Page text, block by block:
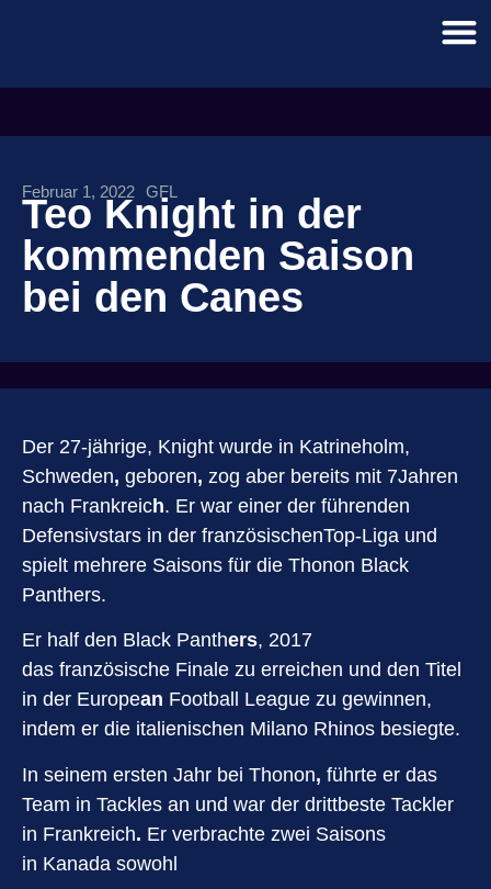
Februar 1, 2022 GFL
Teo Knight in der
kommenden Saison
bei den Canes
Der 27-jährige, Knight wurde in Katrineholm,
Schweden, geboren, zog aber bereits mit 7Jahren
nach Frankreich. Er war einer der führenden
Defensivstars in der französischenTop-Liga und
spielt mehrere Saisons für die Thonon Black
Panthers.
Er half den Black Panthers, 2017
das französische Finale zu erreichen und den Titel
in der European Football League zu gewinnen,
indem er die italienischen Milano Rhinos besiegte.
In seinem ersten Jahr bei Thonon, führte er das
Team in Tackles an und war der drittbeste Tackler
in Frankreich. Er verbrachte zwei Saisons
in Kanada sowohl